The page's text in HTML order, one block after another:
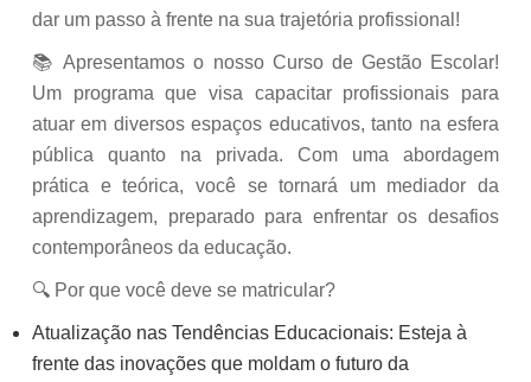
dar um passo à frente na sua trajetória profissional!
📚 Apresentamos o nosso Curso de Gestão Escolar!
Um programa que visa capacitar profissionais para
atuar em diversos espaços educativos, tanto na esfera
pública quanto na privada. Com uma abordagem
prática e teórica, você se tornará um mediador da
aprendizagem, preparado para enfrentar os desafios
contemporâneos da educação.
🔍 Por que você deve se matricular?
Atualização nas Tendências Educacionais: Esteja à
frente das inovações que moldam o futuro da